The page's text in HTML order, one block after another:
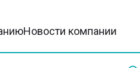
Новости компании